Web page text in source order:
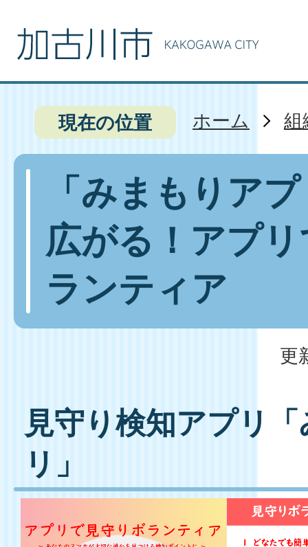
現在の位置 ホーム 組
「みまもりア
広がる！アプ
ランティア
更
見守り検知アプリ
リ」